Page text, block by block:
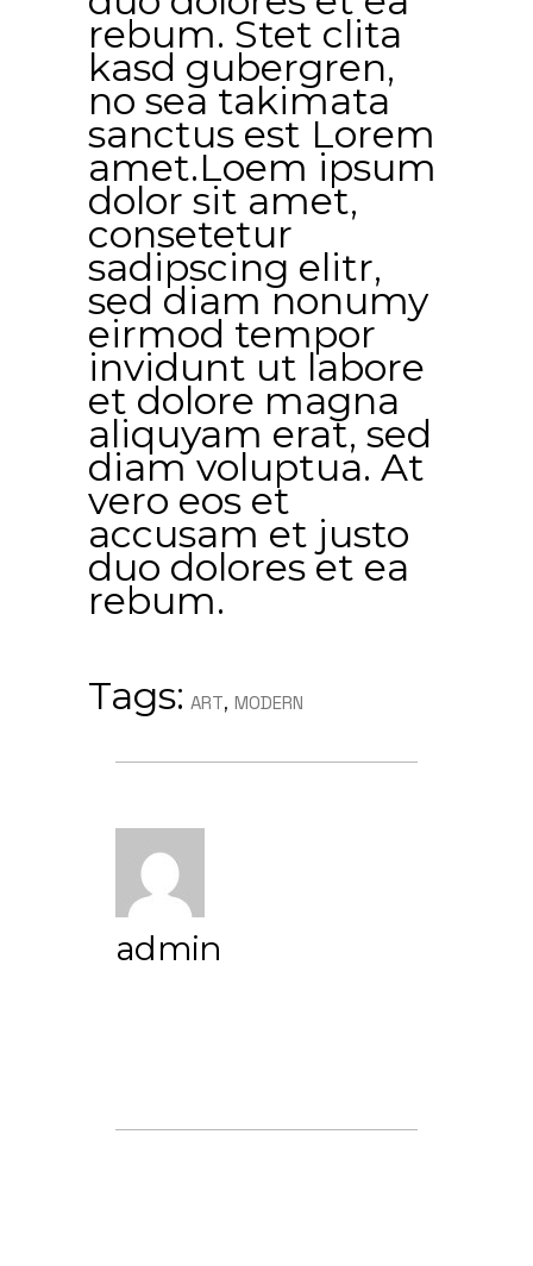
rebum. Stet clita
kasd gubergren,
no sea takimata
sanctus est Lorem
amet.Loem ipsum
dolor sit amet,
consetetur
sadipscing elitr,
sed diam nonumy
eirmod tempor
invidunt ut labore
et dolore magna
aliquyam erat, sed
diam voluptua. At
vero eos et
accusam et justo
duo dolores et ea
rebum.
Tags: ART, MODERN
admin